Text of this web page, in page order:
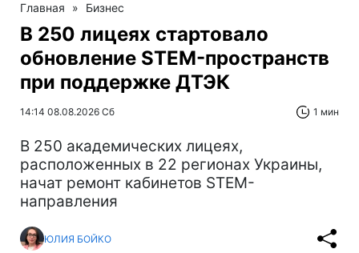
Главная » Бизнес
В 250 лицеях стартовало
обновление STEM-пространств
при поддержке ДТЭК‌
14:14 08.08.2026 Сб 1 мин
В 250 академических лицеях,
расположенных в 22 регионах Украины,
начат ремонт кабинетов STEM-
направления
ЮЛИЯ БОЙКО